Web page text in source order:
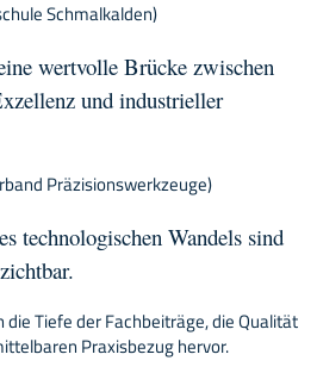
Schmalkalden)
wertvolle Brücke zwischen
und industrieller
Präzisionswerkzeuge)
technologischen Wandels sind
Tiefe der Fachbeiträge, die Qualität
Praxisbezug hervor.